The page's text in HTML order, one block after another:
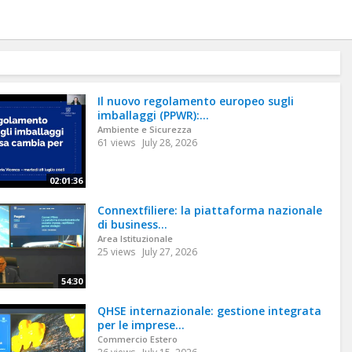
02:01:36
Il nuovo regolamento europeo sugli
imballaggi (PPWR):...
Ambiente e Sicurezza
61 views July 28, 2026
54:30
Connextfiliere: la piattaforma nazionale
di business...
Area Istituzionale
25 views July 27, 2026
QHSE internazionale: gestione integrata
per le imprese...
Commercio Estero